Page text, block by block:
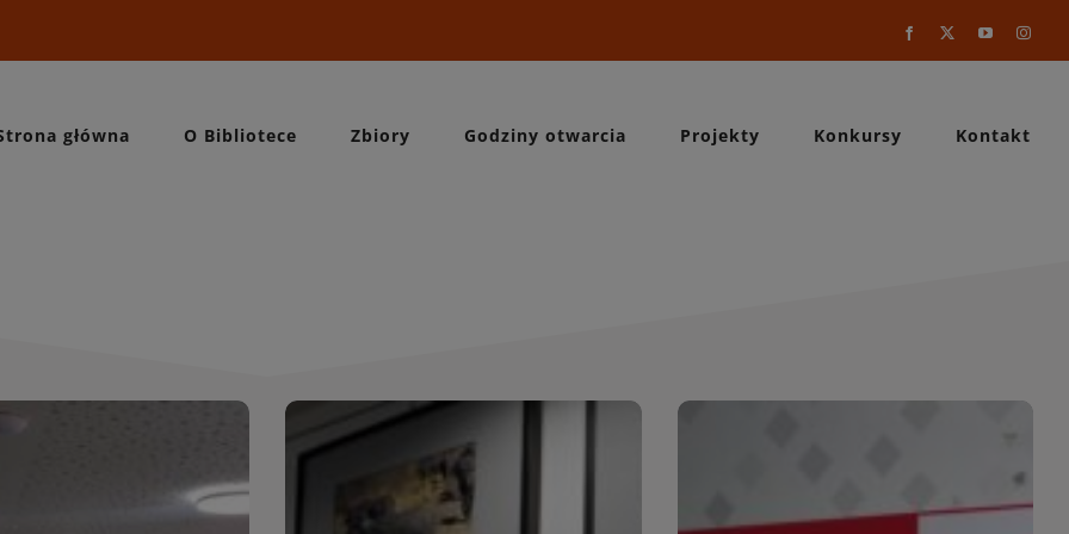
Facebook YouTube
główna O Bibliotece Zbiory Godziny otwarcia Projekty Konkursy Kontakt
Wydarzenia